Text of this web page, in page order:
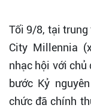
Tối 9/8, tại trung
City Millennia
nhạc hội với chủ
bước Kỷ
chức đã chính